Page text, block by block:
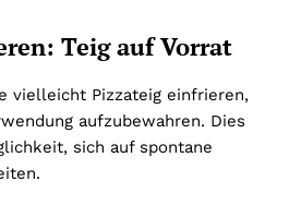
Teig auf Vorrat
vielleicht Pizzateig einfrieren,
aufzubewahren. Dies
sich auf spontane